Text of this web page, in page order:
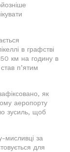
в графстві
км на годину в
п’ятим
як
аеропорту
зусиль, щоб
мисливці за
для